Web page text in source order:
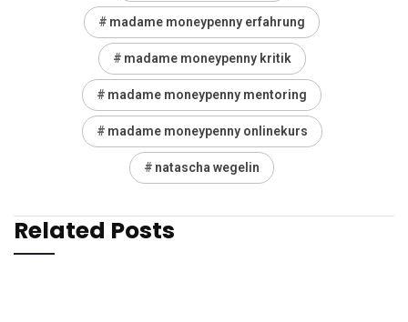
madame moneypenny erfahrung
madame moneypenny kritik
madame moneypenny mentoring
madame moneypenny onlinekurs
natascha wegelin
Related Posts